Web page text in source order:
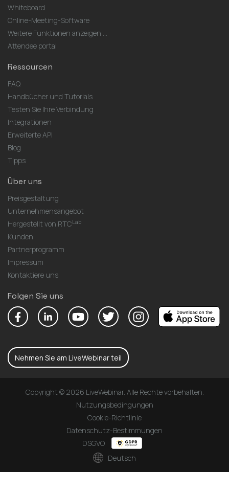
Whiteboard
Online-Meeting-Software
Weitere Funktionen anzeigen ...
Attendee portal
Ressourcen
FAQ
Handbücher und Tutorials
Testen Sie Ihre Verbindung
Integrationen
Erweiterte API
Blog
Tipps
Über uns
Preisgestaltung
Unternehmensangebot
Hergestellt von RTCLab
Kunden
Partnerprogramm
Impressum
Kontaktiere uns
Folgen Sie uns
Nehmen Sie am LiveWebinar teil
Copyright © 2026 LiveWebinar. Alle Rechte vorbehalten.
Nutzungsbedingungen
Cookie-Richtlinie
Datenschutz-Bestimmungen
DSGVO
Deutsch